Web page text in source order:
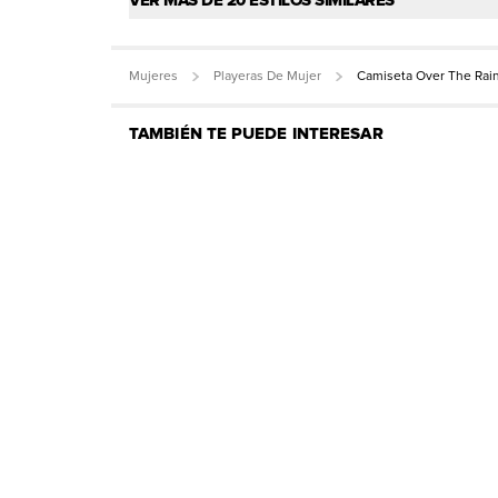
Mujeres Playeras De Mujer Camiseta Over The
TAMBIÉN TE PUEDE INTERESAR